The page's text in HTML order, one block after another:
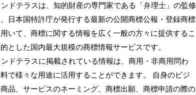
ドテラスは、知的財産の専門家である「弁理士」の監修
日本国特許庁が発行する最新の公開商標公報・登録商標
いて、商標に関する情報を広く一般の方々に提供するこ
とした国内最大規模の商標情報サービスです。
ドテラスに掲載されている情報は、商用・非商用問わ
で様々な用途に活用することができます。 自身のビジ
品、サービスのネーミング、商標出願、商標申請の際の